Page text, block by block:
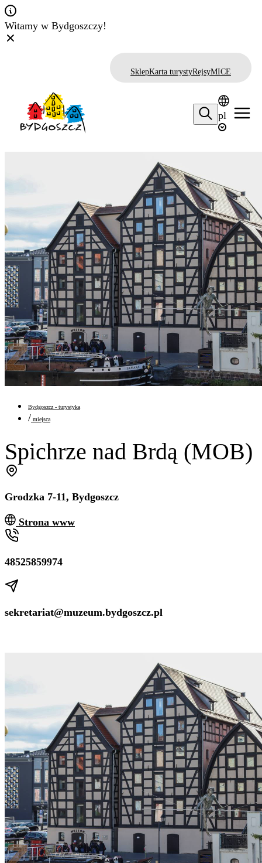
Witamy w Bydgoszczy!
SklepKarta turystyRejsyMICE
pl
Bydgoszcz - turystyka
/ miejsca
Spichrze nad Brdą (MOB)
Grodzka 7-11, Bydgoszcz
Strona www
48525859974
sekretariat@muzeum.bydgoszcz.pl